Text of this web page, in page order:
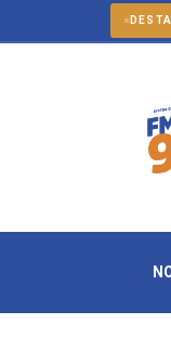
Salto: forças policiais se